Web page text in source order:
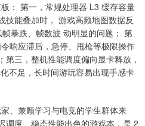
： 第一，常规处理器 L3 缓存容量
技能叠加时， 游戏高频地图数据反
暴跌、帧数波 动明显的问题； 第
响应滞后，急停、甩枪等极限操作
三，整机性能调度偏向显卡释放，
不足，长时间游玩容易出现手感卡
、兼顾学习与电竞的学生群体来
调度、稳态性能出色的游戏本，是 2